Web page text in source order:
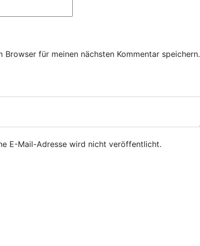
für meinen nächsten Kommentar speichern.
E-Mail-Adresse wird nicht veröffentlicht.